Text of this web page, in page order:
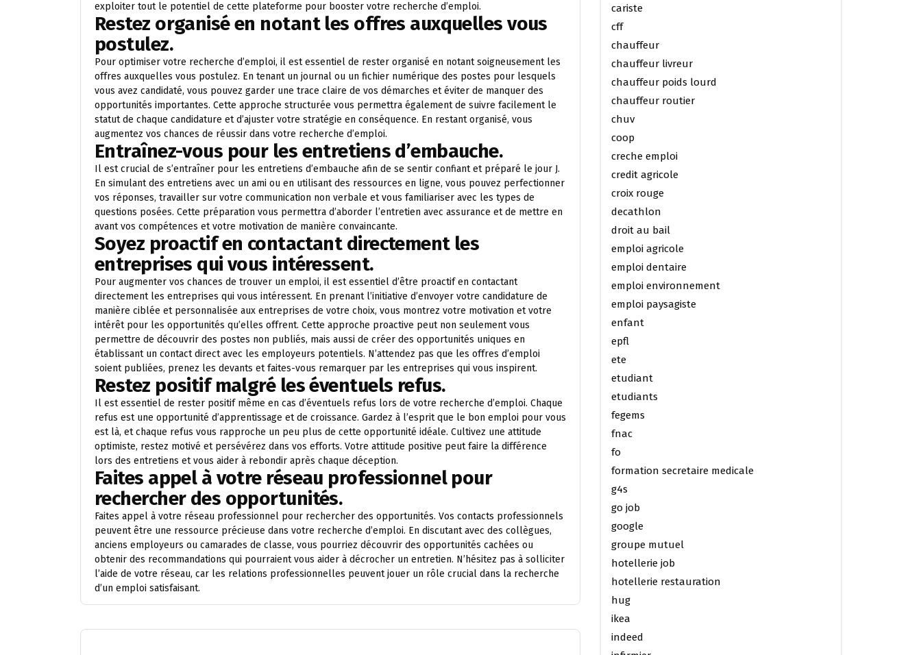
exploiter tout le potentiel de cette plateforme pour booster votre recherche d’emploi.
Restez organisé en notant les offres auxquelles vous
postulez.
Pour optimiser votre recherche d’emploi, il est essentiel de rester organisé en notant soigneusement les
offres auxquelles vous postulez. En tenant un journal ou un fichier numérique des postes pour lesquels
vous avez candidaté, vous pouvez garder une trace claire de vos démarches et éviter de manquer des
opportunités importantes. Cette approche structurée vous permettra également de suivre facilement le
statut de chaque candidature et d’ajuster votre stratégie en conséquence. En restant organisé, vous
augmentez vos chances de réussir dans votre recherche d’emploi.
Entraînez-vous pour les entretiens d’embauche.
Il est crucial de s’entraîner pour les entretiens d’embauche afin de se sentir confiant et préparé le jour J.
En simulant des entretiens avec un ami ou en utilisant des ressources en ligne, vous pouvez perfectionner
vos réponses, travailler sur votre communication non verbale et vous familiariser avec les types de
questions posées. Cette préparation vous permettra d’aborder l’entretien avec assurance et de mettre en
avant vos compétences et votre motivation de manière convaincante.
Soyez proactif en contactant directement les
entreprises qui vous intéressent.
Pour augmenter vos chances de trouver un emploi, il est essentiel d’être proactif en contactant
directement les entreprises qui vous intéressent. En prenant l’initiative d’envoyer votre candidature de
manière ciblée et personnalisée aux entreprises de votre choix, vous montrez votre motivation et votre
intérêt pour les opportunités qu’elles offrent. Cette approche proactive peut non seulement vous
permettre de découvrir des postes non publiés, mais aussi de créer des opportunités uniques en
établissant un contact direct avec les employeurs potentiels. N’attendez pas que les offres d’emploi
soient publiées, prenez les devants et faites-vous remarquer par les entreprises qui vous inspirent.
Restez positif malgré les éventuels refus.
Il est essentiel de rester positif même en cas d’éventuels refus lors de votre recherche d’emploi. Chaque
refus est une opportunité d’apprentissage et de croissance. Gardez à l’esprit que le bon emploi pour vous
est là, et chaque refus vous rapproche un peu plus de cette opportunité idéale. Cultivez une attitude
optimiste, restez motivé et persévérez dans vos efforts. Votre attitude positive peut faire la différence
lors des entretiens et vous aider à rebondir après chaque déception.
Faites appel à votre réseau professionnel pour
rechercher des opportunités.
Faites appel à votre réseau professionnel pour rechercher des opportunités. Vos contacts professionnels
peuvent être une ressource précieuse dans votre recherche d’emploi. En discutant avec des collègues,
anciens employeurs ou camarades de classe, vous pourriez découvrir des opportunités cachées ou
obtenir des recommandations qui pourraient vous aider à décrocher un entretien. N’hésitez pas à solliciter
l’aide de votre réseau, car les relations professionnelles peuvent jouer un rôle crucial dans la recherche
d’un emploi satisfaisant.
cariste
cff
chauffeur
chauffeur livreur
chauffeur poids lourd
chauffeur routier
chuv
coop
creche emploi
credit agricole
croix rouge
decathlon
droit au bail
emploi agricole
emploi dentaire
emploi environnement
emploi paysagiste
enfant
epfl
ete
etudiant
etudiants
fegems
fnac
fo
formation secretaire medicale
g4s
go job
google
groupe mutuel
hotellerie job
hotellerie restauration
hug
ikea
indeed